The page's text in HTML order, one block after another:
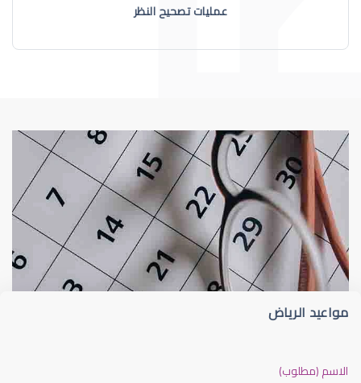
عمليات تصحيح النظر
شروط عملية الليزك هل عملية تصحيح النظر
نسبة نجاح الليزك
مواعيد الرياض
الاسم (مطلوب)